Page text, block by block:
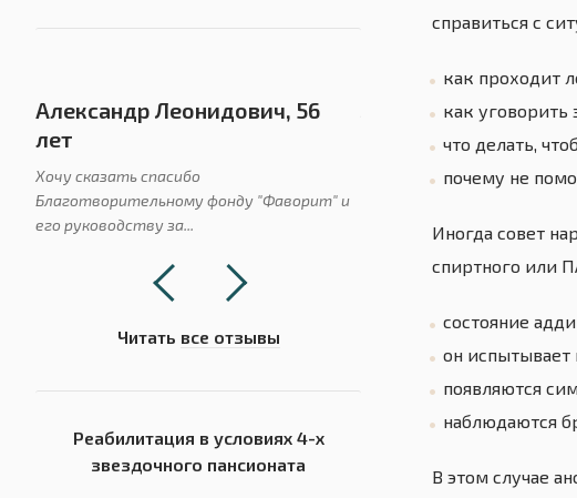
справиться с
как проходит
как уговорить
что делать,
почему не
Иногда совет
спиртного или
состояние
он
появляются
наблюдаются
В этом случае
Александр Леонидович, 56
лет
Хочу сказать спасибо
Благотворительному фонду "Фаворит" и
его руководству за...
Людмила
Моей дочери 21 год. На фоне
употребления, особенно
Читать все отзывы
Реабилитация в условиях 4-х
звездочного пансионата